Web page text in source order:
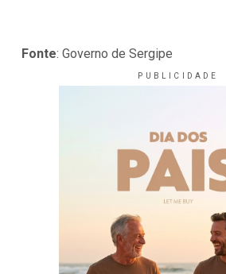
Fonte: Governo de Sergipe